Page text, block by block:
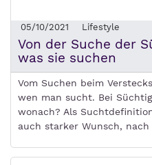
05/10/2021 Lifestyle
Von der Suche der
was sie suchen
Vom Suchen beim
wen man sucht. Bei
wonach? Als
auch starker Wunsch,